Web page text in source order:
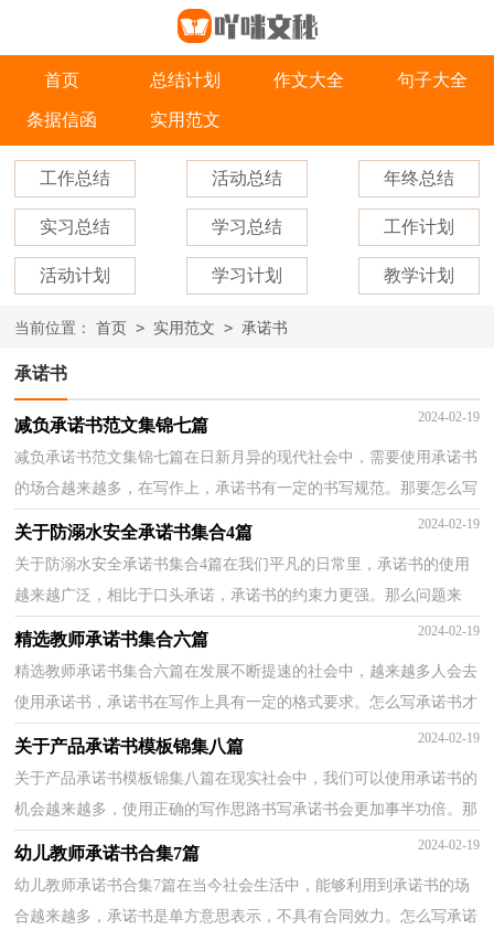
首页 总结计划 作文大全 句子大全
条据信函 实用范文
工作总结 活动总结 年终总结
实习总结 学习总结 工作计划
活动计划 学习计划 教学计划
当前位置： 首页 > 实用范文 > 承诺书
承诺书
减负承诺书范文集锦七篇 2024-02-19
减负承诺书范文集锦七篇在日新月异的现代社会中，需要使用承诺书
的场合越来越多，在写作上，承诺书有一定的书写规范。那要怎么写
好承诺书呢？以下是小编整理的减负承诺书7篇，希望能...
关于防溺水安全承诺书集合4篇 2024-02-19
关于防溺水安全承诺书集合4篇在我们平凡的日常里，承诺书的使用
越来越广泛，相比于口头承诺，承诺书的约束力更强。那么问题来
了，到底应如何写一份恰当的承诺书呢？以下是小编为大家...
精选教师承诺书集合六篇 2024-02-19
精选教师承诺书集合六篇在发展不断提速的社会中，越来越多人会去
使用承诺书，承诺书在写作上具有一定的格式要求。怎么写承诺书才
能避免踩雷呢？以下是小编为大家整理的教师承诺书...
关于产品承诺书模板锦集八篇 2024-02-19
关于产品承诺书模板锦集八篇在现实社会中，我们可以使用承诺书的
机会越来越多，使用正确的写作思路书写承诺书会更加事半功倍。那
么，怎么去写承诺书呢？下面是小编为大家收集的产品...
幼儿教师承诺书合集7篇 2024-02-19
幼儿教师承诺书合集7篇在当今社会生活中，能够利用到承诺书的场
合越来越多，承诺书是单方意思表示，不具有合同效力。怎么写承诺